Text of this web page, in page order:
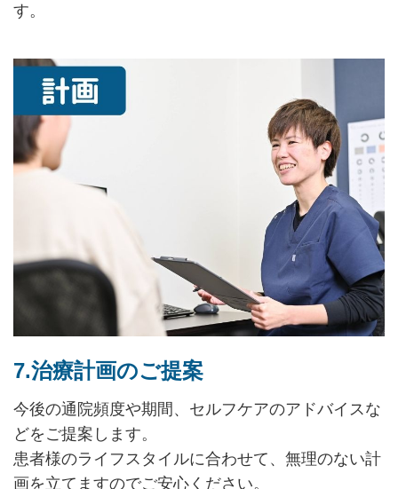
す。
7.治療計画のご提案
今後の通院頻度や期間、セルフケアのアドバイスな
どをご提案します。
患者様のライフスタイルに合わせて、無理のない計
画を立てますのでご安心ください。